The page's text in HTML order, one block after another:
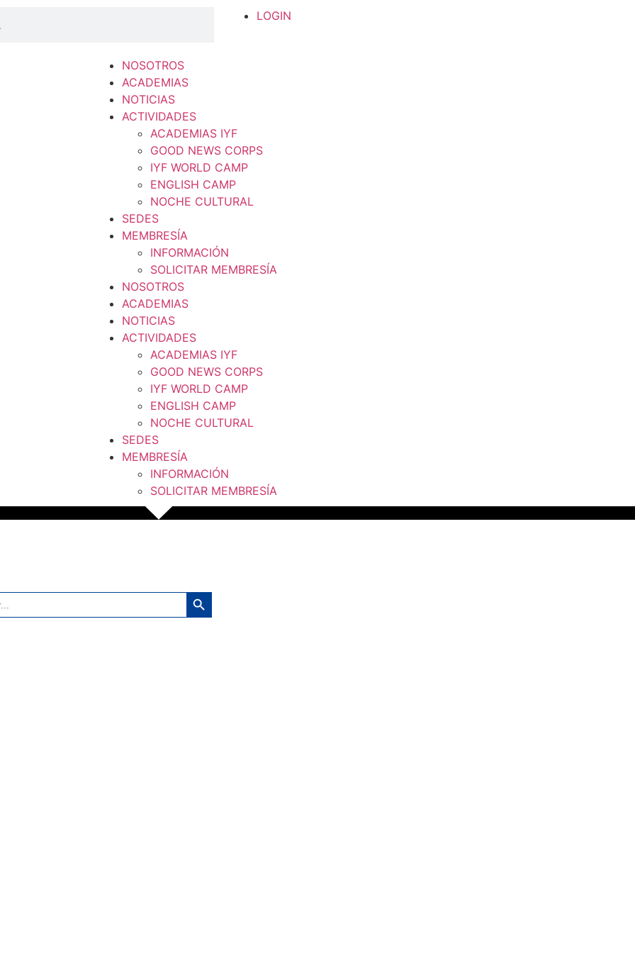
LOGIN
NOSOTROS
ACADEMIAS
NOTICIAS
ACTIVIDADES
ACADEMIAS IYF
GOOD NEWS CORPS
IYF WORLD CAMP
ENGLISH CAMP
NOCHE CULTURAL
SEDES
MEMBRESÍA
INFORMACIÓN
SOLICITAR MEMBRESÍA
NOSOTROS
ACADEMIAS
NOTICIAS
ACTIVIDADES
ACADEMIAS IYF
GOOD NEWS CORPS
IYF WORLD CAMP
ENGLISH CAMP
NOCHE CULTURAL
SEDES
MEMBRESÍA
INFORMACIÓN
SOLICITAR MEMBRESÍA
Botón de búsqueda